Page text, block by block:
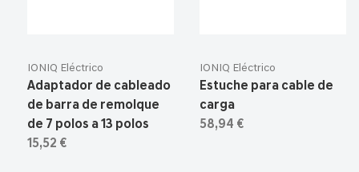
IONIQ Eléctrico
Adaptador de cableado
de barra de remolque
de 7 polos a 13 polos
15,52 €
IONIQ Eléctrico
Estuche para cable de
carga
58,94 €